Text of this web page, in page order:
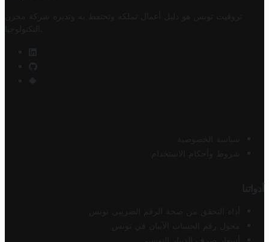
تروفيت تونس هو دليل أعمال تملكه وتحتفظ به وتديره
شركة مخزن
التكنولوجيا
سياسة الخصوصية
شروط وأحكام الاستخدام
أدواتنا
أداة التحقق من صحة الرقم الضريبي تونس
محول رقم الحساب الآيبان في تونس